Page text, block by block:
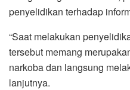
penyelidikan terhadap
“Saat melakukan
tersebut memang
narkoba dan langsung
lanjutnya.